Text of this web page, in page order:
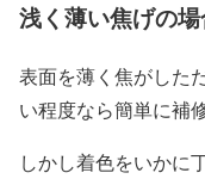
浅く薄い焦げの
表面を薄く焦がした
い程度なら簡単に補
しかし着色をいかに